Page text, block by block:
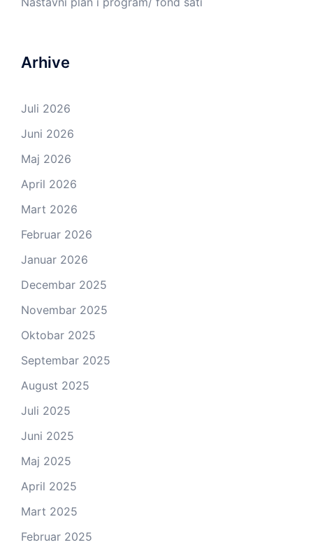
Arhive
Juli 2026
Juni 2026
Maj 2026
April 2026
Mart 2026
Februar 2026
Januar 2026
Decembar 2025
Novembar 2025
Oktobar 2025
Septembar 2025
August 2025
Juli 2025
Juni 2025
Maj 2025
April 2025
Mart 2025
Februar 2025